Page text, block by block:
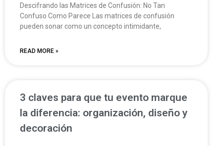
Descifrando las Matrices de Confusión: No Tan
Confuso Como Parece Las matrices de confusión
pueden sonar como un concepto intimidante,
READ MORE »
3 claves para que tu evento marque
la diferencia: organización, diseño y
decoración